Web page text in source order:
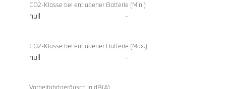
CO2-Klasse bei entladener Batterie (Min.)
null -
CO2-Klasse bei entladener Batterie (Max.)
null -
Vorbeifahrtgeräusch in dB(A)